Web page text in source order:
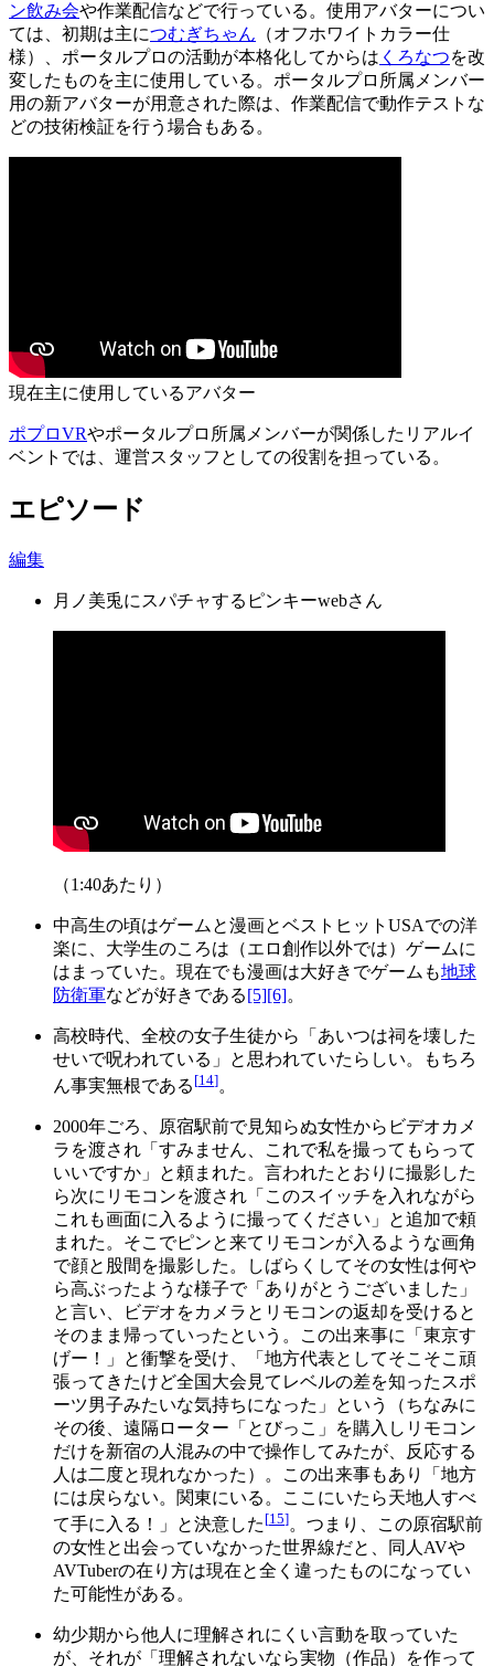
ン飲み会や作業配信などで行っている。使用アバターについ
ては、初期は主につむぎちゃん （オフホワイトカラー仕
様）、ポータルプロの活動が本格化してからは くろなつを改
変したものを主に使用している。ポータルプロ所属メンバー
用の新アバターが用意された際は、作業配信で動作テストな
どの技術検証を行う場合もある。
現在主に使用しているアバター
ポプロVRやポータルプロ所属メンバーが関係したリアルイ
ベントでは、運営スタッフとしての役割を担っている。
エピソード
編集
月ノ美兎にスパチャするピンキーwebさん
（1:40あたり）
中高生の頃はゲームと漫画とベストヒットUSAでの洋
楽に、大学生のころは（エロ創作以外では）ゲームに
はまっていた。現在でも漫画は大好きでゲームも地球
防衛軍などが好きである[5][6]。
高校時代、全校の女子生徒から「あいつは祠を壊した
せいで呪われている」と思われていたらしい。もちろ
ん事実無根である [14]。
2000年ごろ、原宿駅前で見知らぬ女性からビデオカメ
ラを渡され「すみません、これで私を撮ってもらって
いいですか」と頼まれた。言われたとおりに撮影した
ら次にリモコンを渡され「このスイッチを入れながら
これも画面に入るように撮ってください」と追加で頼
まれた。そこでピンと来てリモコンが入るような画角
で顔と股間を撮影した。しばらくしてその女性は何や
ら高ぶったような様子で「ありがとうございました」
と言い、ビデオをカメラとリモコンの返却を受けると
そのまま帰っていったという。この出来事に「東京す
げー！」と衝撃を受け、「地方代表としてそこそこ頑
張ってきたけど全国大会見てレベルの差を知ったスポ
ーツ男子みたいな気持ちになった」という（ちなみに
その後、遠隔ローター「とびっこ」を購入しリモコン
だけを新宿の人混みの中で操作してみたが、反応する
人は二度と現れなかった）。この出来事もあり「地方
には戻らない。関東にいる。ここにいたら天地人すべ
て手に入る！」と決意した [15]。つまり、この原宿駅前
の女性と出会っていなかった世界線だと、同人AVや
AVTuberの在り方は現在と全く違ったものになってい
た可能性がある。
幼少期から他人に理解されにくい言動を取っていた
が、それが「理解されないなら実物（作品）を作って